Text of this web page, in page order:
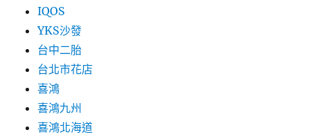
IQOS
YKS沙發
台中二胎
台北市花店
喜鴻
喜鴻九州
喜鴻北海道